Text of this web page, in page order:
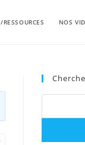
RESSOURCES NOS